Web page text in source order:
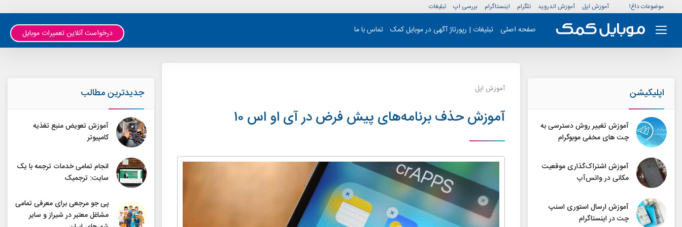
موضوعات داغ! آموزش اپل آموزش اندروید تلگرام اینستاگرام بررسی اپ تبلیغات
صفحه اصلی تبلیغات | رپورتاژ آگهی در موبایل کمک تماس با ما درخواست آنلاین تعمیرات موبایل
اپلیکیشن
آموزش تغییر روش دسترسی به
چت های مخفی موبوگرام
آموزش اشتراک‌گذاری موقعیت
مکانی در واتس‌آپ
آموزش ارسال استوری اسنپ
چت در اینستاگرام
آموزش اپل
آموزش حذف برنامه‌های پیش فرض در آی او اس ۱۰
جدیدترین مطالب
آموزش تعویض منبع تغذیه
کامپیوتر
انجام تمامی خدمات ترجمه با یک
سایت: ترجمیک
پی جو مرجعی برای معرفی تمامی
مشاغل معتبر در شیراز و سایر